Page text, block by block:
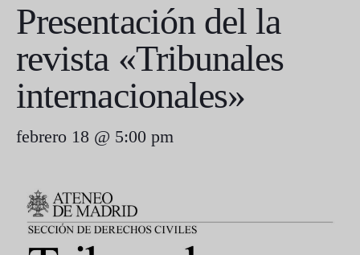
Presentación del la
revista «Tribunales
internacionales»
febrero 18 @ 5:00 pm